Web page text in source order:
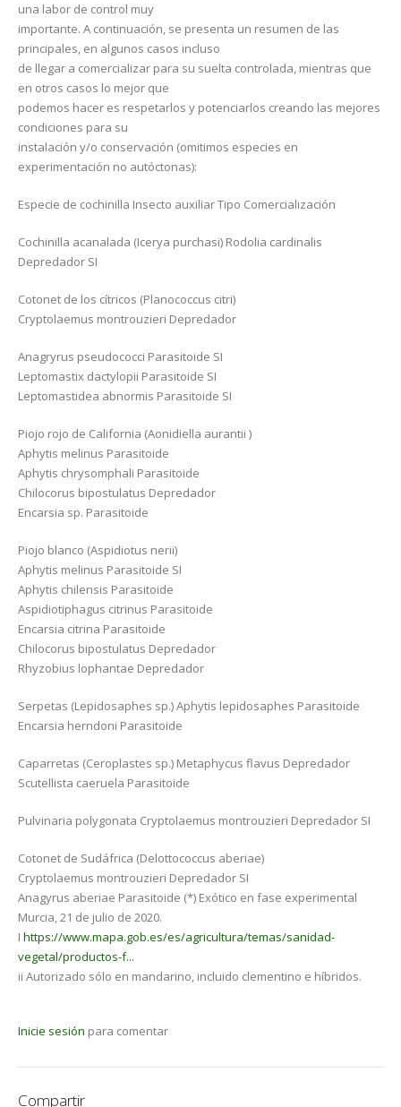
una labor de control muy
importante. A continuación, se presenta un resumen de las
principales, en algunos casos incluso
de llegar a comercializar para su suelta controlada, mientras que
en otros casos lo mejor que
podemos hacer es respetarlos y potenciarlos creando las mejores
condiciones para su
instalación y/o conservación (omitimos especies en
experimentación no autóctonas):
Especie de cochinilla Insecto auxiliar Tipo Comercialización
Cochinilla acanalada (Icerya purchasi) Rodolia cardinalis
Depredador SI
Cotonet de los cítricos (Planococcus citri)
Cryptolaemus montrouzieri Depredador
Anagryrus pseudococci Parasitoide SI
Leptomastix dactylopii Parasitoide SI
Leptomastidea abnormis Parasitoide SI
Piojo rojo de California (Aonidiella aurantii )
Aphytis melinus Parasitoide
Aphytis chrysomphali Parasitoide
Chilocorus bipostulatus Depredador
Encarsia sp. Parasitoide
Piojo blanco (Aspidiotus nerii)
Aphytis melinus Parasitoide SI
Aphytis chilensis Parasitoide
Aspidiotiphagus citrinus Parasitoide
Encarsia citrina Parasitoide
Chilocorus bipostulatus Depredador
Rhyzobius lophantae Depredador
Serpetas (Lepidosaphes sp.) Aphytis lepidosaphes Parasitoide
Encarsia herndoni Parasitoide
Caparretas (Ceroplastes sp.) Metaphycus flavus Depredador
Scutellista caeruela Parasitoide
Pulvinaria polygonata Cryptolaemus montrouzieri Depredador SI
Cotonet de Sudáfrica (Delottococcus aberiae)
Cryptolaemus montrouzieri Depredador SI
Anagyrus aberiae Parasitoide (*) Exótico en fase experimental
Murcia, 21 de julio de 2020.
I https://www.mapa.gob.es/es/agricultura/temas/sanidad-
vegetal/productos-f...
ii Autorizado sólo en mandarino, incluido clementino e híbridos.
Inicie sesión para comentar
Compartir